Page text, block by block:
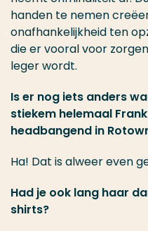
handen te nemen
onafhankelijkheid ten
die er vooral voor
leger wordt.
Is er nog iets anders
stiekem helemaal
headbangend in
Ha! Dat is alweer even
Had je ook lang haar
shirts?